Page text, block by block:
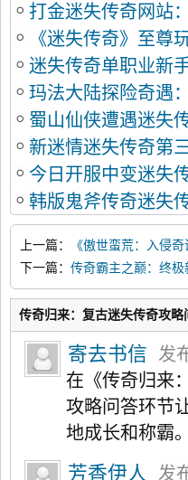
全解析？
打金迷失传奇网站
陆？
《迷失传奇》至尊
迷失传奇单职业新
玛法大陆探险奇遇
蜀山仙侠遭遇迷失
新迷情迷失传奇第
今日开服中变迷失
克
韩版鬼斧传奇迷失
上一篇：
《傲世蛮荒：入侵
下一篇： 传奇霸主之巅：终极
打尽
传奇归来：复古迷失传奇攻
寄去书信 发
在《传奇归来
攻略问答环节
地成长和称霸。
芳香伊人 发